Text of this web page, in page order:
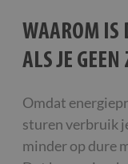
WAAROM IS
ALS JE
Omdat
sturen verbruik
minder op dure